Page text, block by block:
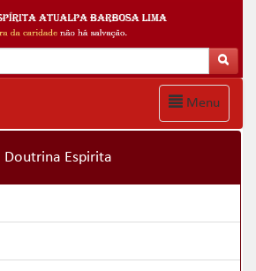
Menu
Doutrina Espirita